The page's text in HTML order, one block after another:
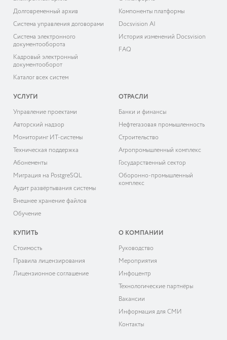
Долговременный архив
Система управления договорами
Система электронного
документооборота
Кадровый электронный
документооборот
Каталог всех систем
Компоненты платформы
Docsvision AI
История изменений Docsvision
FAQ
УСЛУГИ
Управление проектами
Авторский надзор
Мониторинг ИТ-системы
Техническая поддержка
Абонементы
Миграция на PostgreSQL
Аудит развёртывания системы
Внешнее хранение файлов
Обучение
ОТРАСЛИ
Банки и финансы
Нефтегазовая промышленность
Строительство
Агропромышленный комплекс
Государственный сектор
Оборонно-промышленный
комплекс
КУПИТЬ
Cтоимость
Правила лицензирования
Лицензионное соглашение
О КОМПАНИИ
Руководство
Мероприятия
Инфоцентр
Технологические партнёры
Вакансии
Информация для СМИ
Контакты